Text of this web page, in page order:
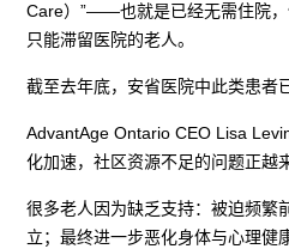
Care）”——也就是已经无需住院，
只能滞留医院的老人。
截至去年底，安省医院中此类患者
AdvantAge Ontario CEO Lisa
化加速，社区资源不足的问题正越
很多老人因为缺乏支持：被迫频繁
立；最终进一步恶化身体与心理健